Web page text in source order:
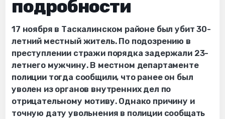
подробности
17 ноября в Таскалинском районе был убит 30-
летний местный житель. По подозрению в
преступлении стражи порядка задержали 23-
летнего мужчину. В местном департаменте
полиции тогда сообщили, что ранее он был
уволен из органов внутренних дел по
отрицательному мотиву. Однако причину и
точную дату увольнения в полиции сообщать